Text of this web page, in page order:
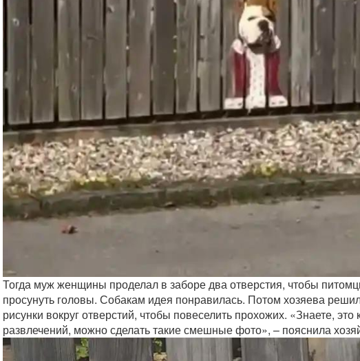
Тогда муж женщины проделал в заборе два отверстия, чтобы
просунуть головы. Собакам идея понравилась. Потом хозяева
рисунки вокруг отверстий, чтобы повеселить прохожих. «Знаете, это
развлечений, можно сделать такие смешные фото», – пояснила